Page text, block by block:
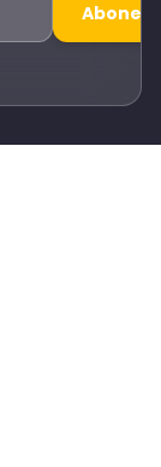
Abone